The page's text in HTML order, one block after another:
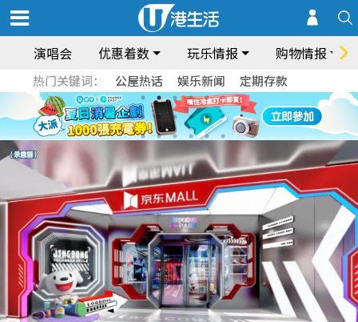
演唱会 优惠着数 玩乐情报 购物情报
热门关键词： 公屋热话 娱乐新闻 定期存款